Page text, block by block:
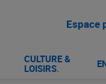
Espace
CULTURE &
LOISIRS.